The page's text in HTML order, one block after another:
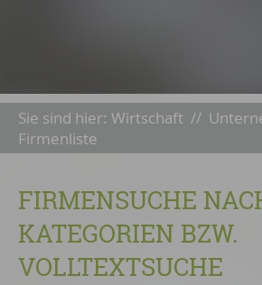
Sie sind hier: Wirtschaft //
Firmenliste
FIRMENSUCHE
KATEGORIEN BZW.
VOLLTEXTSUCHE